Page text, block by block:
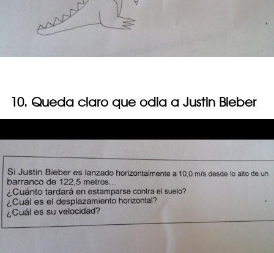
10. Queda claro que odia a Justin Bieber